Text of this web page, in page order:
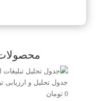
جدول تحلیل و ارزیابی
0 تومان